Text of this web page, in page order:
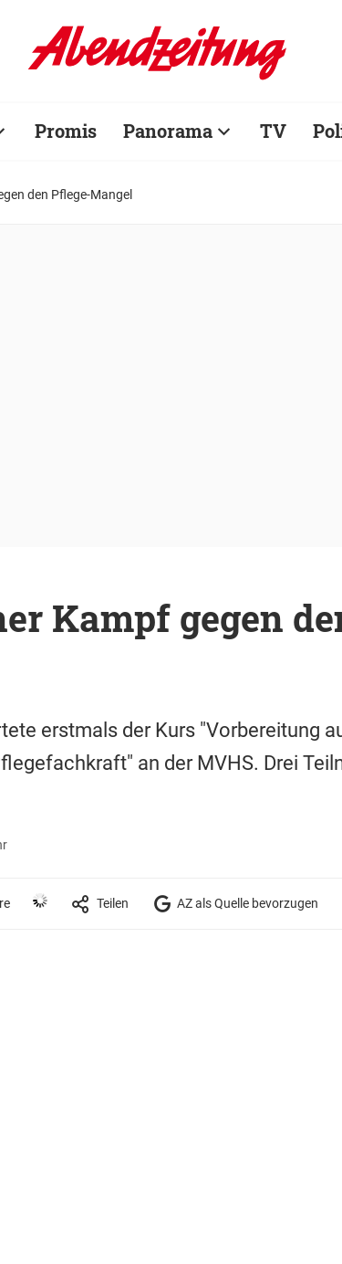
Promis Panorama TV
den Pflege-Mangel
Kampf gegen
erstmals der Kurs "Vorbereitung
an der MVHS. Drei
Teilen AZ als Quelle bevorzugen